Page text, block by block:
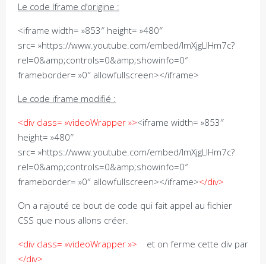
Le code Iframe d’origine :
<iframe width= »853″ height= »480″
src= »https://www.youtube.com/embed/ImXjgLIHm7c?
rel=0&amp;controls=0&amp;showinfo=0″
frameborder= »0″ allowfullscreen></iframe>
Le code iframe modifié :
<div class= »videoWrapper »><iframe width= »853″
height= »480″
src= »https://www.youtube.com/embed/ImXjgLIHm7c?
rel=0&amp;controls=0&amp;showinfo=0″
frameborder= »0″ allowfullscreen></iframe></div>
On a rajouté ce bout de code qui fait appel au fichier
CSS que nous allons créer.
<div class= »videoWrapper »> et on ferme cette div par
</div>